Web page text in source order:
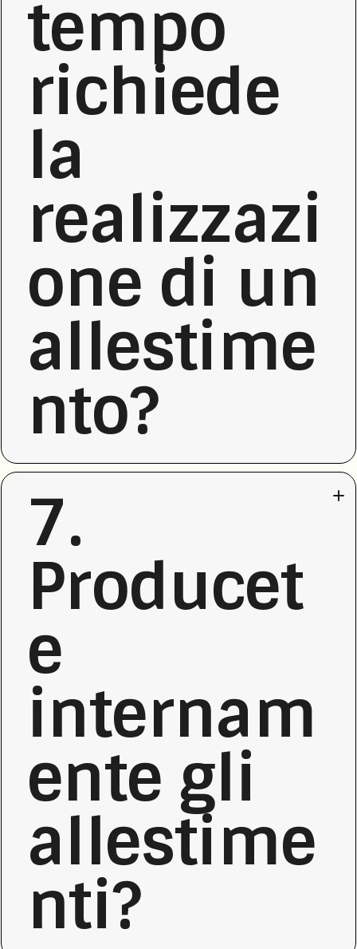
tempo
richiede
la
realizzazi
one di un
allestime
nto?
7.
Producet
e
internam
ente gli
allestime
nti?